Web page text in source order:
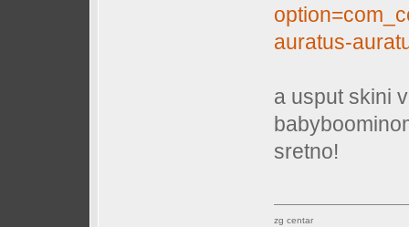
auratus-
a usput skini
sretno!
zg centar